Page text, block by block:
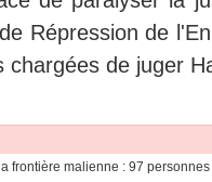
Répression de
chargées de juger
frontière malienne : 97